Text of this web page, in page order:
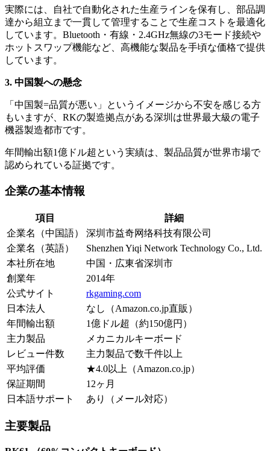
実際には、自社で自動化された生産ラインを保有し、部品調
達から組立まで一貫して管理することで生産コストを最適化
しています。Bluetooth・有線・2.4GHz無線の3モード接続や
ホットスワップ機能など、高機能な製品を手頃な価格で提供
しています。
3. 中国製への懸念
「中国製=品質が悪い」というイメージから不安を感じる方
もいますが、RKの製造拠点がある深圳は世界最大級の電子
機器製造都市です。
年間輸出額1億ドル超という実績は、製品品質が世界市場で
認められている証拠です。
企業の基本情報
項目
詳細
企業名（中国語）
深圳市益奇网络科技有限公司
企業名（英語）
Shenzhen Yiqi Network Technology Co., Ltd.
本社所在地
中国・広東省深圳市
創業年
2014年
公式サイト
rkgaming.com
日本法人
なし（Amazon.co.jp直販）
年間輸出額
1億ドル超（約150億円）
主力製品
メカニカルキーボード
レビュー件数
主力製品で数千件以上
平均評価
★4.0以上（Amazon.co.jp）
保証期間
12ヶ月
日本語サポート
あり（メール対応）
主要製品